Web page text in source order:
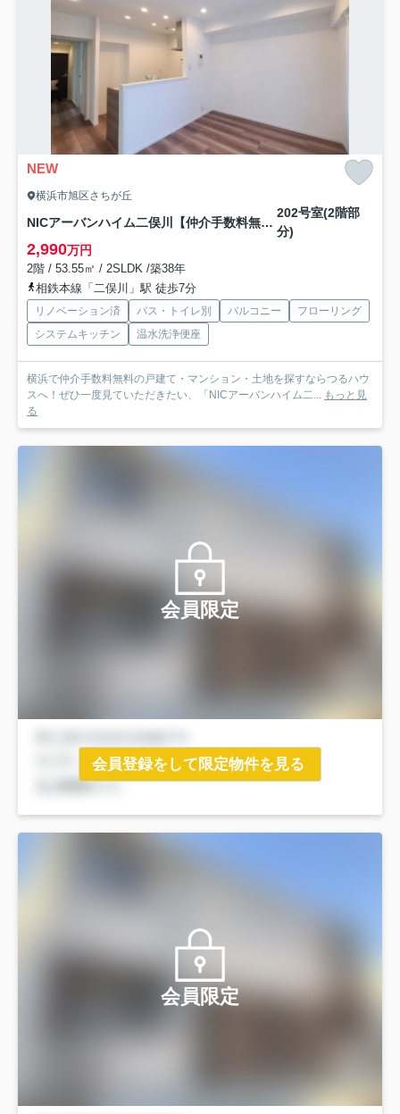
NEW
横浜市旭区さちが丘
NICアーバンハイム二俣川【仲介手数料無料】
202号室(2階部
分)
2,990万円
2階 / 53.55㎡ / 2SLDK /築38年
相鉄本線「二俣川」駅 徒歩7分
リノベーション済 バス・トイレ別 バルコニー
フローリング
システムキッチン
温水洗浄便座
横浜で仲介手数料無料の戸建て・マンション・土地を探すならつるハウ
スへ！ぜひ一度見ていただきたい、「NICアーバンハイム二... もっと見
る
会員限定
会員登録をして限定物件を見る
会員限定